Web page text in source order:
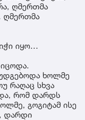
ღმერთმა
ღმერთმა
იყო…
იცოდა.
ხოლმე
რაღაც სხვა
რომ დარდს
გოგიტამ ისე
დარდი